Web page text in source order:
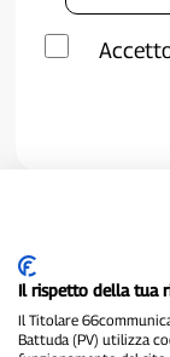
Il rispetto della tua
Il Titolare
Battuda (PV) utilizza